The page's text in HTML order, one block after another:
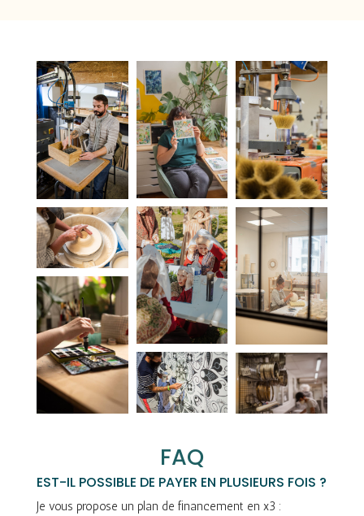
FAQ
EST-IL POSSIBLE DE PAYER EN PLUSIEURS FOIS ?
Je vous propose un plan de financement en x3 :